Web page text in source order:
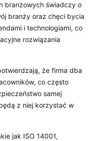
branżowych świadczy o
branży oraz chęci bycia
i technologiami, co
rozwiązania
że firma dba
co często
samej
z niej korzystać w
jak ISO 14001,